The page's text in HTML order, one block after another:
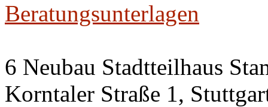
Beratungsunterlagen
6 Neubau Stadtteilhaus
Korntaler Straße 1,